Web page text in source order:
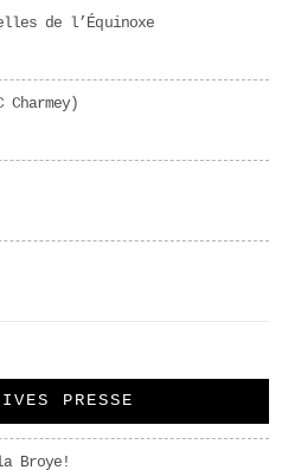
de l’Équinoxe
PRESSE
Broye!